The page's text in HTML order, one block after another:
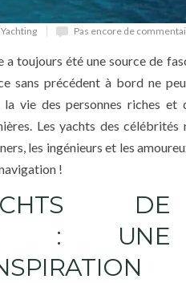
Pas encore de
a toujours été une source de
sans précédent à bord ne
vie des personnes riches
Les yachts des
les ingénieurs et les
!
DE
: UNE